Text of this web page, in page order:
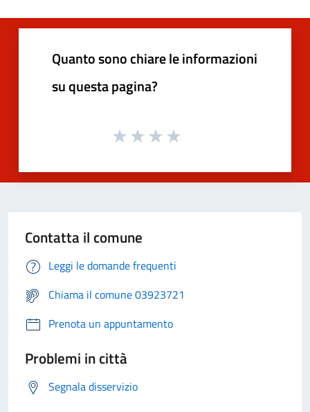
Quanto sono chiare le informazioni
su questa pagina?
Contatta il comune
Leggi le domande frequenti
Chiama il comune 03923721
Prenota un appuntamento
Problemi in città
Segnala disservizio